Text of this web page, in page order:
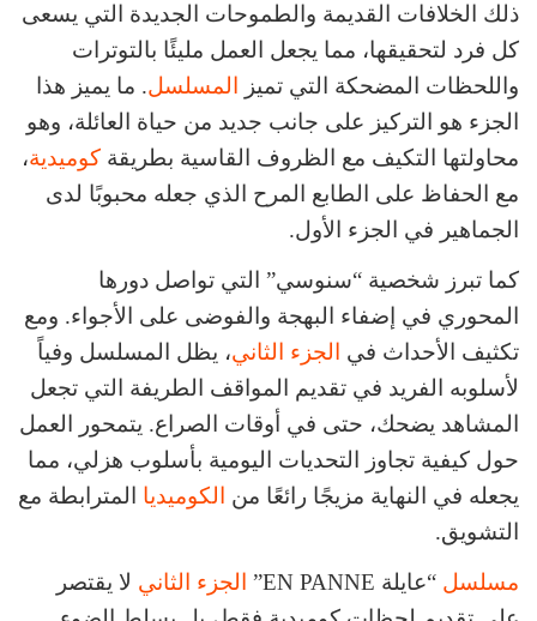
ذلك الخلافات القديمة والطموحات الجديدة التي يسعى
كل فرد لتحقيقها، مما يجعل العمل مليئًا بالتوترات
واللحظات المضحكة التي تميز المسلسل. ما يميز هذا
الجزء هو التركيز على جانب جديد من حياة العائلة، وهو
محاولتها التكيف مع الظروف القاسية بطريقة كوميدية،
مع الحفاظ على الطابع المرح الذي جعله محبوبًا لدى
الجماهير في الجزء الأول.
كما تبرز شخصية “سنوسي” التي تواصل دورها
المحوري في إضفاء البهجة والفوضى على الأجواء. ومع
تكثيف الأحداث في الجزء الثاني، يظل المسلسل وفياً
لأسلوبه الفريد في تقديم المواقف الطريفة التي تجعل
المشاهد يضحك، حتى في أوقات الصراع. يتمحور العمل
حول كيفية تجاوز التحديات اليومية بأسلوب هزلي، مما
يجعله في النهاية مزيجًا رائعًا من الكوميديا المترابطة مع
التشويق.
مسلسل “عايلة EN PANNE” الجزء الثاني لا يقتصر